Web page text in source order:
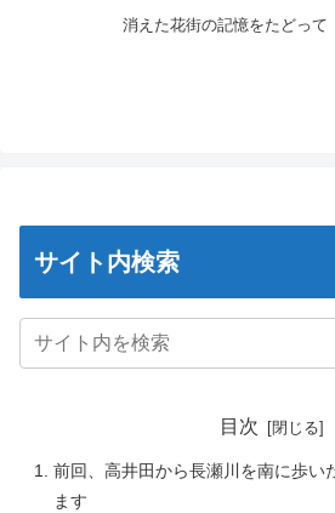
消えた花街の記憶をたどって
サイト内検索
目次
前回、高井田から長瀬川を南に歩い
ます